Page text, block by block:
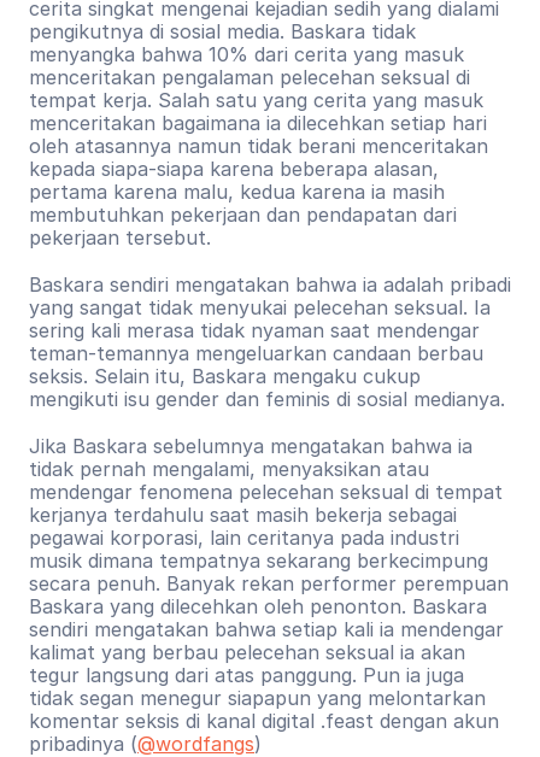
cerita singkat mengenai kejadian sedih yang dialami
pengikutnya di sosial media. Baskara tidak
menyangka bahwa 10% dari cerita yang masuk
menceritakan pengalaman pelecehan seksual di
tempat kerja. Salah satu yang cerita yang masuk
menceritakan bagaimana ia dilecehkan setiap hari
oleh atasannya namun tidak berani menceritakan
kepada siapa-siapa karena beberapa alasan,
pertama karena malu, kedua karena ia masih
membutuhkan pekerjaan dan pendapatan dari
pekerjaan tersebut.
Baskara sendiri mengatakan bahwa ia adalah pribadi
yang sangat tidak menyukai pelecehan seksual. Ia
sering kali merasa tidak nyaman saat mendengar
teman-temannya mengeluarkan candaan berbau
seksis. Selain itu, Baskara mengaku cukup
mengikuti isu gender dan feminis di sosial medianya.
Jika Baskara sebelumnya mengatakan bahwa ia
tidak pernah mengalami, menyaksikan atau
mendengar fenomena pelecehan seksual di tempat
kerjanya terdahulu saat masih bekerja sebagai
pegawai korporasi, lain ceritanya pada industri
musik dimana tempatnya sekarang berkecimpung
secara penuh. Banyak rekan performer perempuan
Baskara yang dilecehkan oleh penonton. Baskara
sendiri mengatakan bahwa setiap kali ia mendengar
kalimat yang berbau pelecehan seksual ia akan
tegur langsung dari atas panggung. Pun ia juga
tidak segan menegur siapapun yang melontarkan
komentar seksis di kanal digital .feast dengan akun
pribadinya (@wordfangs)